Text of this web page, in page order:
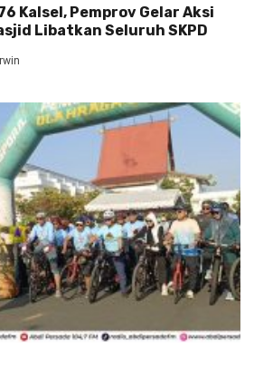
Kalsel, Pemprov Gelar Aksi
Libatkan Seluruh SKPD